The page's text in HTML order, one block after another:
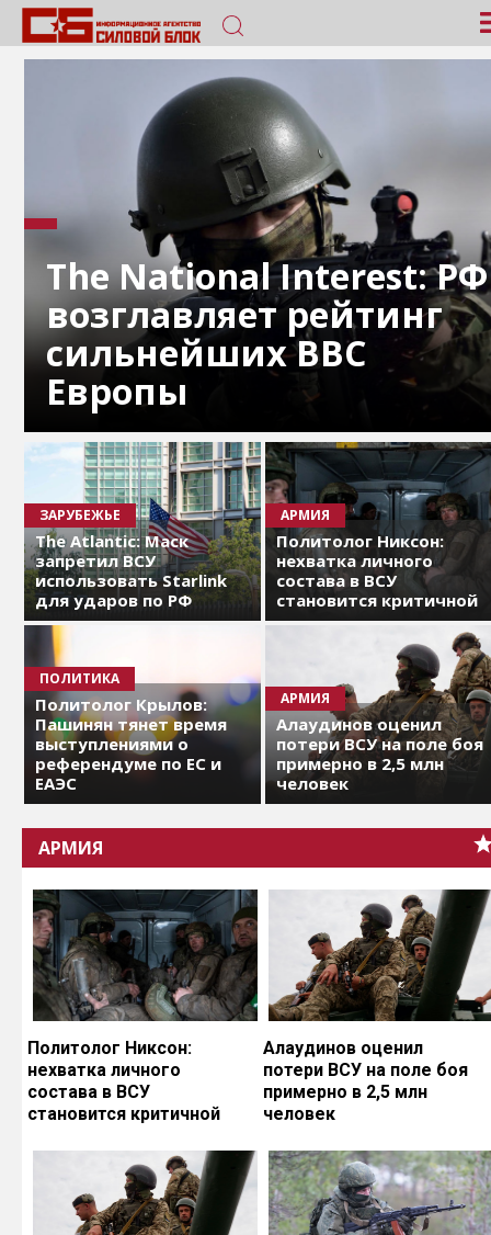
The National Interest: РФ
возглавляет рейтинг
сильнейших ВВС
Европы
ЗАРУБЕЖЬЕ
The Atlantic: Маск
запретил ВСУ
использовать Starlink
для ударов по РФ
АРМИЯ
Политолог Никсон:
нехватка личного
состава в ВСУ
становится критичной
ПОЛИТИКА
Политолог Крылов:
Пашинян тянет время
выступлениями о
референдуме по ЕС и
ЕАЭС
АРМИЯ
Алаудинов оценил
потери ВСУ на поле боя
примерно в 2,5 млн
человек
АРМИЯ
Политолог Никсон:
нехватка личного
состава в ВСУ
становится критичной
Алаудинов оценил
потери ВСУ на поле боя
примерно в 2,5 млн
человек